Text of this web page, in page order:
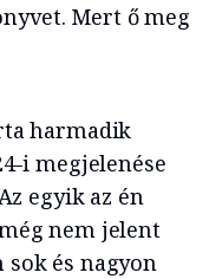
Mert ő meg
harmadik
i megjelenése
egyik az én
nem jelent
és nagyon